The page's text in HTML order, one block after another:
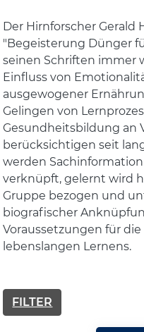
Der Hirnforscher Gerald
"Begeisterung Dünger
seinen Schriften immer
Einfluss von
ausgewogener
Gelingen von
Gesundheitsbildung an
berücksichtigen seit
werden
verknüpft, gelernt wird
Gruppe bezogen und
biografischer
Voraussetzungen für
lebenslangen Lernens.
FILTER